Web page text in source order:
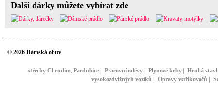
Další dárky můžete vybírat zde
© 2026 Dámská obuv
střechy Chrudim, Pardubice| Pracovní oděvy| Plynové krby| Hrubá
vysokozdvižných vozíků
Opravy vstřikovačů